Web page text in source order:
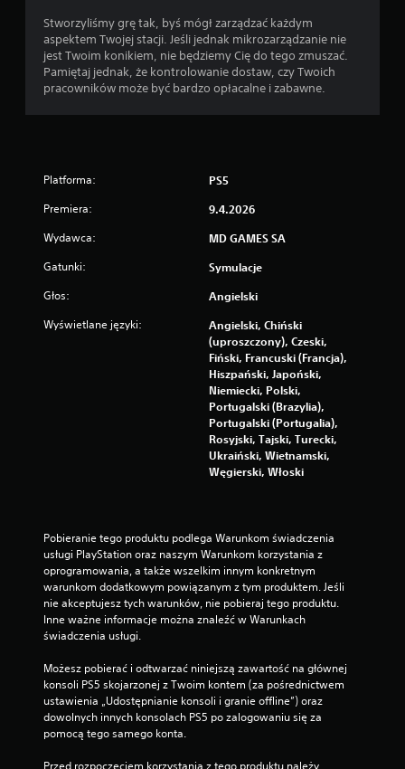
Stworzyliśmy grę tak, byś mógł zarządzać każdym
aspektem Twojej stacji. Jeśli jednak mikrozarządzanie nie
jest Twoim konikiem, nie będziemy Cię do tego zmuszać.
Pamiętaj jednak, że kontrolowanie dostaw, czy Twoich
pracowników może być bardzo opłacalne i zabawne.
Platforma: PS5
Premiera: 9.4.2026
Wydawca: MD GAMES SA
Gatunki: Symulacje
Głos: Angielski
Wyświetlane języki:
Angielski, Chiński
(uproszczony), Czeski,
Fiński, Francuski (Francja),
Hiszpański, Japoński,
Niemiecki, Polski,
Portugalski (Brazylia),
Portugalski (Portugalia),
Rosyjski, Tajski, Turecki,
Ukraiński, Wietnamski,
Węgierski, Włoski
Pobieranie tego produktu podlega Warunkom świadczenia
usługi PlayStation oraz naszym Warunkom korzystania z
oprogramowania, a także wszelkim innym konkretnym
warunkom dodatkowym powiązanym z tym produktem. Jeśli
nie akceptujesz tych warunków, nie pobieraj tego produktu.
Inne ważne informacje można znaleźć w Warunkach
świadczenia usługi.
Możesz pobierać i odtwarzać niniejszą zawartość na głównej
konsoli PS5 skojarzonej z Twoim kontem (za pośrednictwem
ustawienia „Udostępnianie konsoli i granie offline”) oraz
dowolnych innych konsolach PS5 po zalogowaniu się za
pomocą tego samego konta.